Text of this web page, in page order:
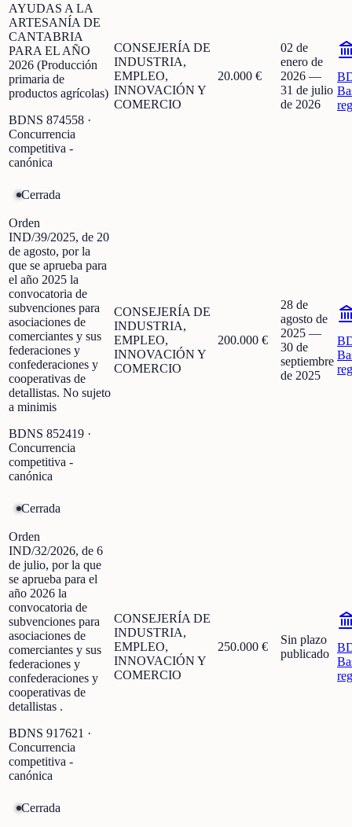
AYUDAS A LA
ARTESANÍA DE
CANTABRIA
PARA EL AÑO
2026 (Producción
primaria de
productos agrícolas)
BDNS 874558 ·
Concurrencia
competitiva -
canónica
CONSEJERÍA DE
INDUSTRIA,
EMPLEO,
INNOVACIÓN Y
COMERCIO
20.000 €
02 de
enero de
2026 —
31 de julio
de 2026
Cerrada
Orden
IND/39/2025, de 20
de agosto, por la
que se aprueba para
el año 2025 la
convocatoria de
subvenciones para
asociaciones de
comerciantes y sus
federaciones y
confederaciones y
cooperativas de
detallistas. No sujeto
a minimis
BDNS 852419 ·
Concurrencia
competitiva -
canónica
CONSEJERÍA DE
INDUSTRIA,
EMPLEO,
INNOVACIÓN Y
COMERCIO
200.000 €
28 de
agosto de
2025 —
30 de
septiembre
de 2025
Cerrada
Orden
IND/32/2026, de 6
de julio, por la que
se aprueba para el
año 2026 la
convocatoria de
subvenciones para
asociaciones de
comerciantes y sus
federaciones y
confederaciones y
cooperativas de
detallistas .
BDNS 917621 ·
Concurrencia
competitiva -
canónica
CONSEJERÍA DE
INDUSTRIA,
EMPLEO,
INNOVACIÓN Y
COMERCIO
250.000 €
Sin plazo
publicado
Cerrada